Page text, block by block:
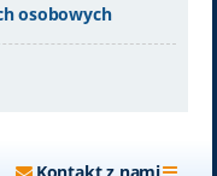
osobowych
Kontakt z nami